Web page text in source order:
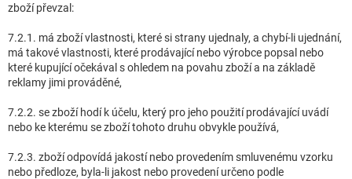
zboží převzal:
7.2.1. má zboží vlastnosti, které si strany ujednaly, a chybí-li ujednání,
má takové vlastnosti, které prodávající nebo výrobce popsal nebo
které kupující očekával s ohledem na povahu zboží a na základě
reklamy jimi prováděné,
7.2.2. se zboží hodí k účelu, který pro jeho použití prodávající uvádí
nebo ke kterému se zboží tohoto druhu obvykle používá,
7.2.3. zboží odpovídá jakostí nebo provedením smluvenému vzorku
nebo předloze, byla-li jakost nebo provedení určeno podle